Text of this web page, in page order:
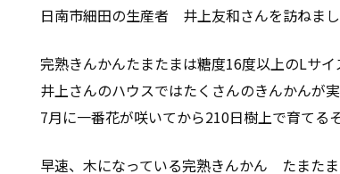
日南市細田の生産者 井上友和さんを訪ねまし
完熟きんかんたまたまは糖度16度以上のLサイ
井上さんのハウスではたくさんのきんかんが
7月に一番花が咲いてから210日樹上で育てるそ
早速、木になっている完熟きんかん たまた